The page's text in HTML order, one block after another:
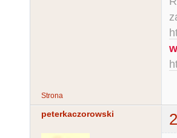
Strona
peterkaczorowski